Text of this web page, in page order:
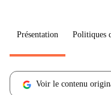
Présentation Politiques
Voir le contenu